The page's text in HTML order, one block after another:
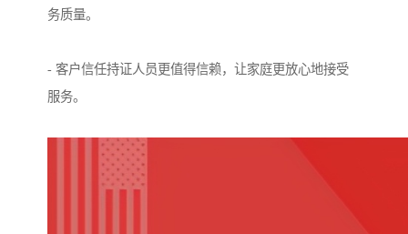
务质量。
- 客户信任持证人员更值得信赖，让家庭更放心地接受
服务。